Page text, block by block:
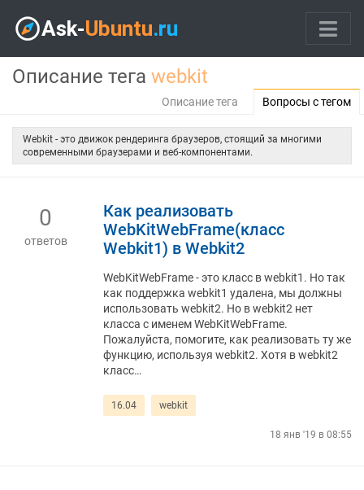
Описание тега webkit
Описание тега Вопросы с тегом
Webkit - это движок рендеринга браузеров, стоящий за многими
современными браузерами и веб-компонентами.
0
ответов
Как реализовать
WebKitWebFrame(класс
Webkit1) в Webkit2
WebKitWebFrame - это класс в webkit1. Но так
как поддержка webkit1 удалена, мы должны
использовать webkit2. Но в webkit2 нет
класса с именем WebKitWebFrame.
Пожалуйста, помогите, как реализовать ту же
функцию, используя webkit2. Хотя в webkit2
класс…
16.04 webkit
18 янв '19 в 08:55